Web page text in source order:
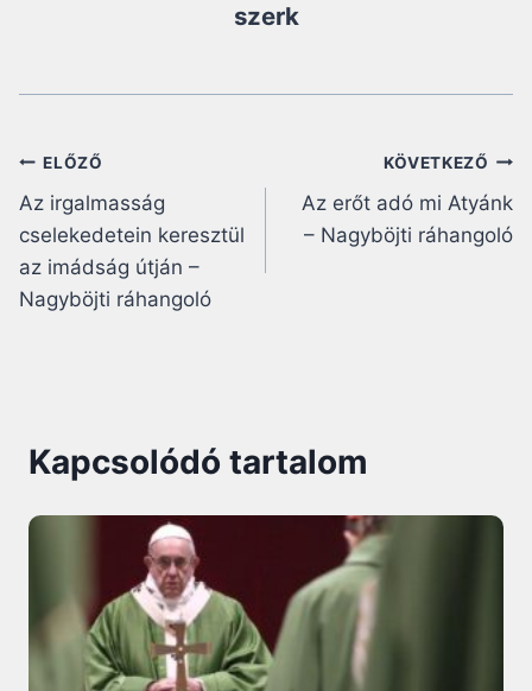
szerk
Bejegyzés
navigáció
ELŐZŐ
Az irgalmasság
cselekedetein keresztül
az imádság útján –
Nagyböjti ráhangoló
KÖVETKEZŐ
Az erőt adó mi Atyánk
– Nagyböjti ráhangoló
Kapcsolódó tartalom